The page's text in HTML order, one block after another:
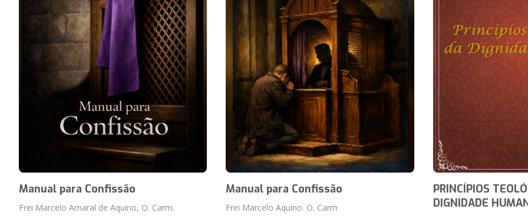
Manual para Confissão
Frei Marcelo Amaral de Aquino, O. Carm.
Manual para Confissão
Frei Marcelo Aquino. O. Carm
PRINCÍPIOS
DIGNIDADE